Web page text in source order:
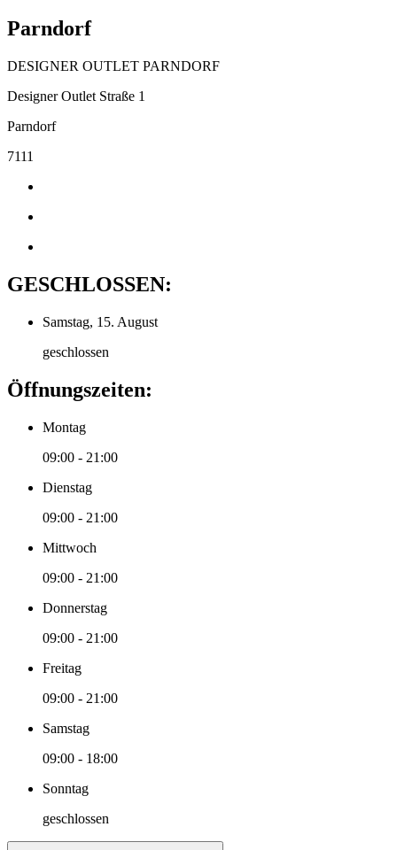
Parndorf
DESIGNER OUTLET PARNDORF
Designer Outlet Straße 1
Parndorf
7111
GESCHLOSSEN:
Samstag, 15. August
geschlossen
Öffnungszeiten:
Montag
09:00 - 21:00
Dienstag
09:00 - 21:00
Mittwoch
09:00 - 21:00
Donnerstag
09:00 - 21:00
Freitag
09:00 - 21:00
Samstag
09:00 - 18:00
Sonntag
geschlossen